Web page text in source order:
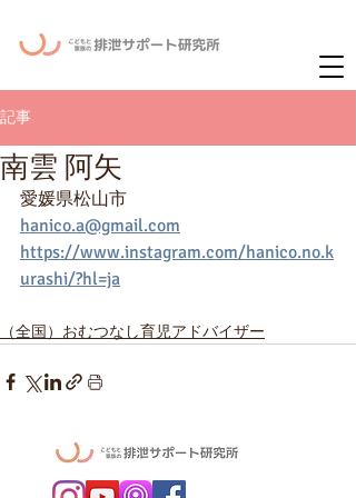
記事
南雲 阿矢
愛媛県松山市
hanico.a@gmail.com
https://www.instagram.com/hanico.no.k
urashi/?hl=ja
（全国）おむつなし育児アドバイザー